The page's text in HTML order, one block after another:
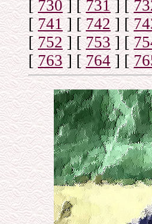
[730] [731] [
[741] [742] [
[752] [753] [
[763] [764] [